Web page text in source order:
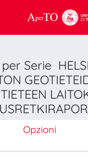
Serie
Opzioni